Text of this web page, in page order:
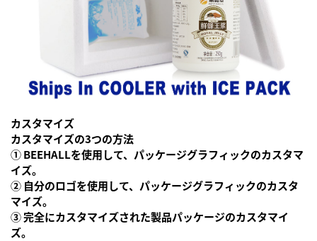
カスタマイズ
カスタマイズの3つの方法
① BEEHALLを使用して、パッケージグラフィックのカスタマ
イズ。
② 自分のロゴを使用して、パッケージグラフィックのカスタ
マイズ。
③ 完全にカスタマイズされた製品パッケージのカスタマイ
ズ。